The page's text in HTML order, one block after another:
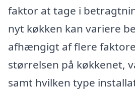
faktor at tage i
nyt køkken kan variere
afhængigt af flere
størrelsen på køkkenet,
samt hvilken type